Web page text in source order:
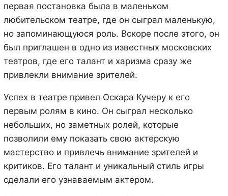
первая постановка была в маленьком
любительском театре, где он сыграл маленькую,
но запоминающуюся роль. Вскоре после этого, он
был приглашен в одно из известных московских
театров, где его талант и харизма сразу же
привлекли внимание зрителей.
Успех в театре привел Оскара Кучеру к его
первым ролям в кино. Он сыграл несколько
небольших, но заметных ролей, которые
позволили ему показать свою актерскую
мастерство и привлечь внимание зрителей и
критиков. Его талант и уникальный стиль игры
сделали его узнаваемым актером.